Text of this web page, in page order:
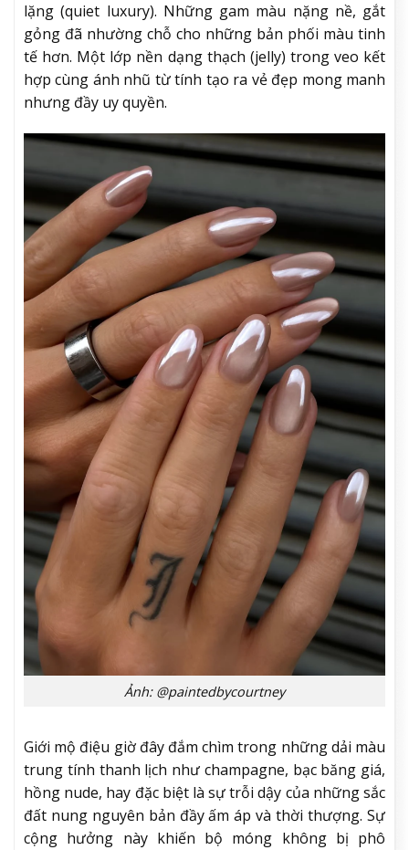
lặng (quiet luxury). Những gam màu nặng nề, gắt
gỏng đã nhường chỗ cho những bản phối màu tinh
tế hơn. Một lớp nền dạng thạch (jelly) trong veo kết
hợp cùng ánh nhũ từ tính tạo ra vẻ đẹp mong manh
nhưng đầy uy quyền.
Ảnh: @paintedbycourtney
Giới mộ điệu giờ đây đắm chìm trong những dải màu
trung tính thanh lịch như champagne, bạc băng giá,
hồng nude, hay đặc biệt là sự trỗi dậy của những sắc
đất nung nguyên bản đầy ấm áp và thời thượng. Sự
cộng hưởng này khiến bộ móng không bị phô